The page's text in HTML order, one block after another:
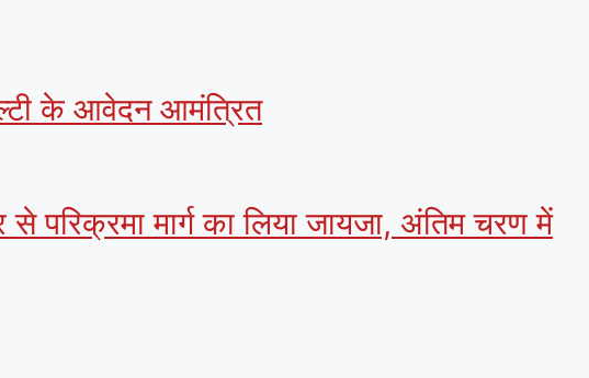
के आवेदन आमंत्रित
परिक्रमा मार्ग का लिया जायजा, अंतिम चरण में